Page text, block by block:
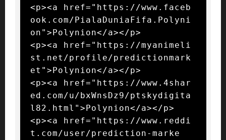
<p><a href="https://www.faceb
ook.com/PialaDuniaFifa.Polyni
on">Polynion</a></p>
<p><a href="https://myanimeli
st.net/profile/predictionmark
et">Polynion</a></p>
<p><a href="https://www.4shar
ed.com/u/bxWnsDz9/ptskydigita
l82.html">Polynion</a></p>
<p><a href="https://www.reddi
t.com/user/prediction-marke